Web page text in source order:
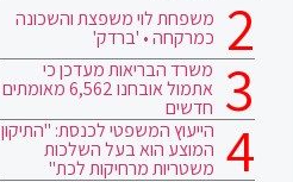
משפחת לוי משפצת והשכונה
כמרקחה • 'ברדק'
משרד הבריאות מעדכן כי
אתמול אובחנו 6,562 מאומתים
חדשים
הייעוץ המשפטי לכנסת: "התיקון
המוצע הוא בעל השלכות
משטריות מרחיקות לכת"